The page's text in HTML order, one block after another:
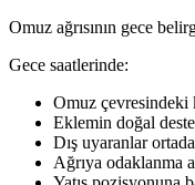
Omuz ağrısının gece
Gece saatlerinde:
Omuz çevresindeki
Eklemin doğal
Dış uyaranlar
Ağrıya odaklanma